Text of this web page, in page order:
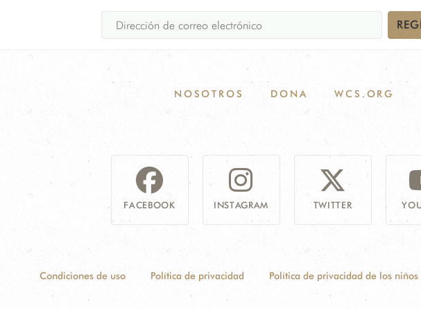
NOSOTROS DONA WCS.ORG
FACEBOOK INSTAGRAM TWITTER
Condiciones de uso Política de privacidad Política de privacidad de los niños